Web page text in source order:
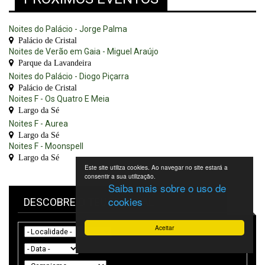
Este site utiliza cookies. Ao navegar no site estará a
consentir a sua utilização.
Saiba mais sobre o uso de
cookies
Aceitar
Noites do Palácio - Jorge Palma
Palácio de Cristal
Noites de Verão em Gaia - Miguel Araújo
Parque da Lavandeira
Noites do Palácio - Diogo Piçarra
Palácio de Cristal
Noites F - Os Quatro E Meia
Largo da Sé
Noites F - Aurea
Largo da Sé
Noites F - Moonspell
Largo da Sé
DESCOBRE O TEU FESTIVAL